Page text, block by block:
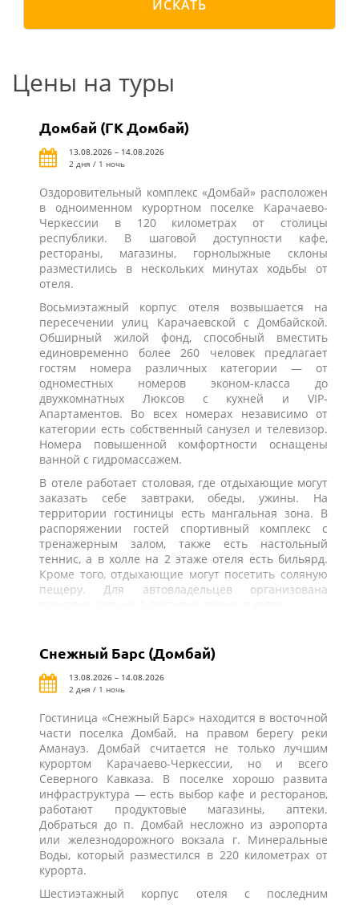
ИСКАТЬ
Цены на туры
Домбай (ГК Домбай)
13.08.2026 – 14.08.2026
2 дня / 1 ночь
Оздоровительный комплекс «Домбай» расположен
в одноименном курортном поселке Карачаево-
Черкессии в 120 километрах от столицы
республики. В шаговой доступности кафе,
рестораны, магазины, горнолыжные склоны
разместились в нескольких минутах ходьбы от
отеля.
Восьмиэтажный корпус отеля возвышается на
пересечении улиц Карачаевской с Домбайской.
Обширный жилой фонд, способный вместить
единовременно более 260 человек предлагает
гостям номера различных категории — от
одноместных номеров эконом-класса до
двухкомнатных Люксов с кухней и VIP-
Апартаментов. Во всех номерах независимо от
категории есть собственный санузел и телевизор.
Номера повышенной комфортности оснащены
ванной с гидромассажем.
В отеле работает столовая, где отдыхающие могут
заказать себе завтраки, обеды, ужины. На
территории гостиницы есть мангальная зона. В
распоряжении гостей спортивный комплекс с
тренажерным залом, также есть настольный
теннис, а в холле на 2 этаже отеля есть бильярд.
Кроме того, отдыхающие могут посетить соляную
пещеру. Для автовладельцев организована
Снежный Барс (Домбай)
13.08.2026 – 14.08.2026
2 дня / 1 ночь
Гостиница «Снежный Барс» находится в восточной
части поселка Домбай, на правом берегу реки
Аманауз. Домбай считается не только лучшим
курортом Карачаево-Черкессии, но и всего
Северного Кавказа. В поселке хорошо развита
инфраструктура — есть выбор кафе и ресторанов,
работают продуктовые магазины, аптеки.
Добраться до п. Домбай несложно из аэропорта
или железнодорожного вокзала г. Минеральные
Воды, который разместился в 220 километрах от
курорта.
Шестиэтажный корпус отеля с последним